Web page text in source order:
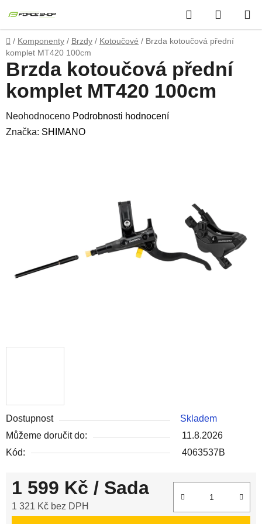
na
obsah
Hledat
KOŠÍK
Domů
/ Komponenty / Brzdy / Kotoučové / Brzda kotoučová přední
komplet MT420 100cm
Dostupnost
Skladem
Můžeme doručit do:
11.8.2026
Kód:
4063537B
1 599 Kč / Sada
1 321 Kč bez DPH
Brzda kotoučová přední
komplet MT420 100cm
Průměrné
hodnocení
Neohodnoceno Podrobnosti hodnocení
Značka: SHIMANO